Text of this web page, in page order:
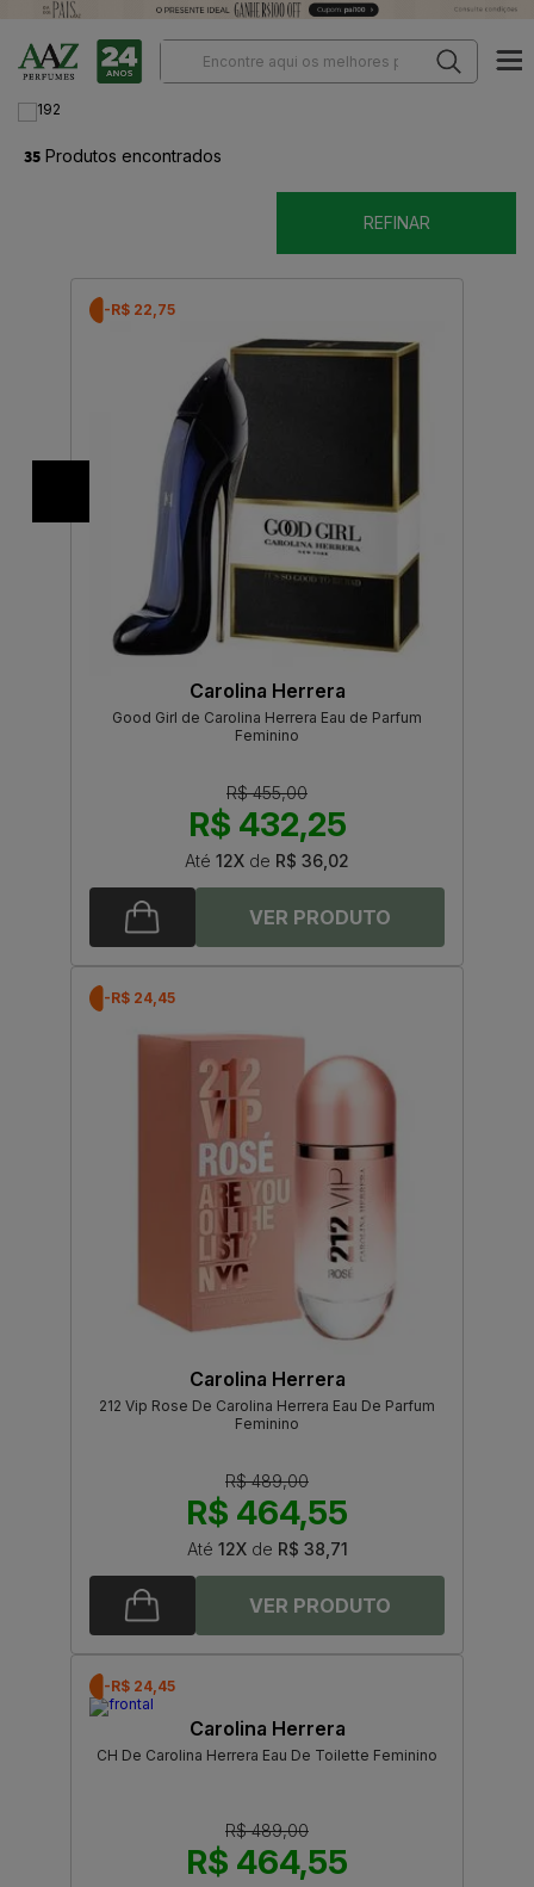
35 Produtos encontrados
ORDENAR POR
REFINAR
-R$ 22,75
Carolina Herrera
Good Girl de Carolina Herrera Eau de Parfum
Feminino
R$ 455,00
R$ 432,25
Até 12X de R$ 36,02
-R$ 24,45
Carolina Herrera
212 Vip Rose De Carolina Herrera Eau De Parfum
Feminino
R$ 489,00
R$ 464,55
Até 12Xde R$ 38,71
-R$ 24,45
Carolina Herrera
CH De Carolina Herrera Eau De Toilette Feminino
R$ 489,00
R$ 464,55